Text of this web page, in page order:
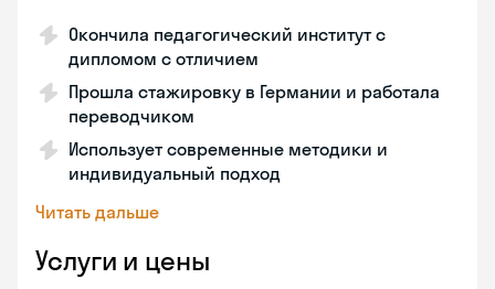
Окончила педагогический институт с
дипломом с отличием
Прошла стажировку в Германии и работала
переводчиком
Использует современные методики и
индивидуальный подход
Читать дальше
Услуги и цены